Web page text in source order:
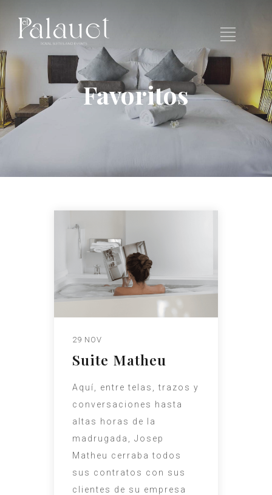
Favoritos
29 NOV
Suite Matheu
Aquí, entre telas, trazos y
conversaciones hasta
altas horas de la
madrugada, Josep
Matheu cerraba todos
sus contratos con sus
clientes de su empresa